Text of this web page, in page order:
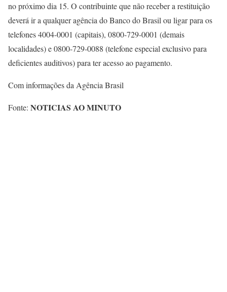
no próximo dia 15. O contribuinte que não receber a restituição
deverá ir a qualquer agência do Banco do Brasil ou ligar para os
telefones 4004-0001 (capitais), 0800-729-0001 (demais
localidades) e 0800-729-0088 (telefone especial exclusivo para
deficientes auditivos) para ter acesso ao pagamento.
Com informações da Agência Brasil
Fonte: NOTICIAS AO MINUTO